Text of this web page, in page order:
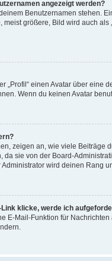
angezeigt werden?
Benutzernamen stehen.
größere, Bild wird auch
„Profil“ einen Avatar über
Wenn du keinen Avatar
zeigen an, wie viele
da sie von der Board-
wird deinen Rang
klicke, werde ich
E-Mail-Funktion für